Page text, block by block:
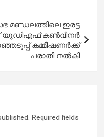
മണ്ഡലത്തിലെ ഇരട്ട
യുഡിഎഫ് കൺവീനർ
കമ്മീഷണർക്ക്
പരാതി നൽകി
Required fields